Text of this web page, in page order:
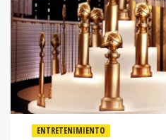
ENTRETENIMIENTO